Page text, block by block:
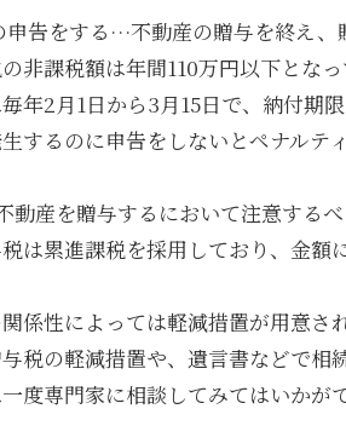
告をする…不動産の贈与を終え、
非課税額は年間110万円以下とな
年2月1日から3月15日で、納付期
するのに申告をしないとペナルテ
動産を贈与するにおいて注意するべ
は累進課税を採用しており、金額
係性によっては軽減措置が用意さ
税の軽減措置や、遺言書などで相
度専門家に相談してみてはいかが